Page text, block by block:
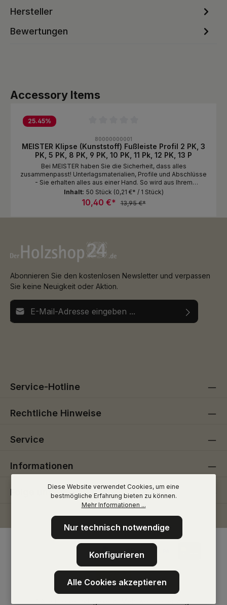
Hersteller
Bewertungen
Produktgalerie überspringen
Accessory Items
25.45%
80000000001
MEISTER Klipse (Kunststoff) Fußleiste Profil 2 PK, 3
PK, 5 PK, 8 PK, 9 PK, 10 PK, 11 Pk, 12 PK, 13 P
Bei MEISTER haben Sie die Sicherheit, dass alles
zusammenpasst! Unterlagsmaterialien, Profile und Abschlüsse
- Sie erhalten alles aus einer Hand. So wird aus Ihrem
Bodenbelag eine ganzheitliche Einrichtungslösung, die zu
Ihnen passt und vor allem lange und zuverlässig hält.
Entdecken Sie unser umfangreiches Zubehörsortiment.
Inhalt: 50 Stück (0,21 €* / 1 Stück)
10,40 €* 13,95 €*
Abonnieren Sie den kostenlosen Newsletter und verpassen
Sie keine Neuigkeit oder Aktion.
E-Mail-Adresse*
Service-Hotline
Rechtliche Hinweise
Service
Informationen
Folge uns
Diese Website verwendet Cookies, um eine
bestmögliche Erfahrung bieten zu können.
Mehr Informationen ...
Nur technisch notwendige
Konfigurieren
Alle Cookies akzeptieren